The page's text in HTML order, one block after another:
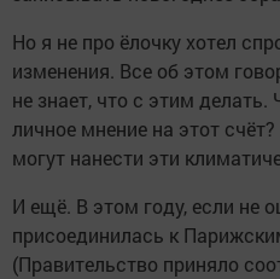
Но я не про ёлочку хотел
изменения. Все об этом
не знает, что с этим
личное мнение на этот
могут нанести эти
И ещё. В этом году, если не
присоединилась к
(Правительство приняло